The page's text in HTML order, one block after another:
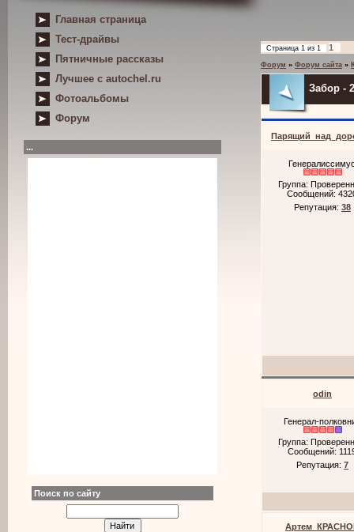
Главная страница
Тест-драйвы
Пятничные рассказы
Лучшее с autochel.ru
Фотоальбомы
Форум
...
Поиск по сайту
Страница 1 из 1 1
Форум » Форум сайта »
Забор -
Группа:
Сообщений:
Репутация: 38
odin
Генерал-
Группа:
Сообщений:
Репутация: 7